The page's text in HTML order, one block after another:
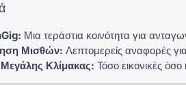
: Μια τεράστια κοινότητα για
Μισθών: Λεπτομερείς αναφορές
Κλίμακας: Τόσο εικονικές